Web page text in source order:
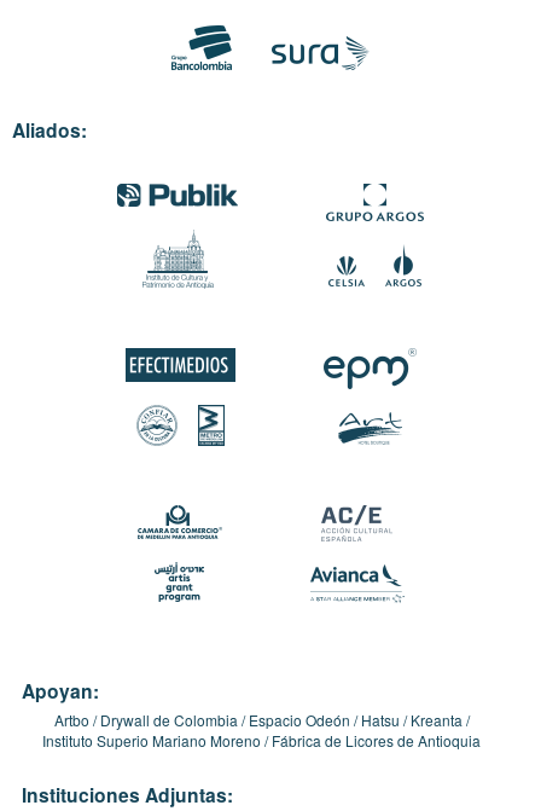
Aliados:
Apoyan:
Artbo Drywall de Colombia Espacio Odeón Hatsu
Kreanta
Instituto Superio Mariano Moreno
Fábrica de Licores de Antioquia
Instituciones Adjuntas: